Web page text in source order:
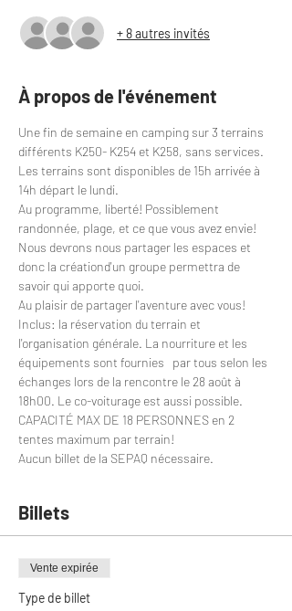
+ 8 autres invités
À propos de l'événement
Une fin de semaine en camping sur 3 terrains
différents K250- K254 et K258, sans services.
Les terrains sont disponibles de 15h arrivée à
14h départ le lundi.
Au programme, liberté! Possiblement
randonnée, plage, et ce que vous avez envie!
Nous devrons nous partager les espaces et
donc la créationd'un groupe permettra de
savoir qui apporte quoi.
Au plaisir de partager l'aventure avec vous!
Inclus: la réservation du terrain et
l'organisation générale. La nourriture et les
équipements sont fournies   par tous selon les
échanges lors de la rencontre le 28 août à
18h00. Le co-voiturage est aussi possible.
CAPACITÉ MAX DE 18 PERSONNES en 2
tentes maximum par terrain!
Aucun billet de la SEPAQ nécessaire.
Billets
Vente expirée
Type de billet